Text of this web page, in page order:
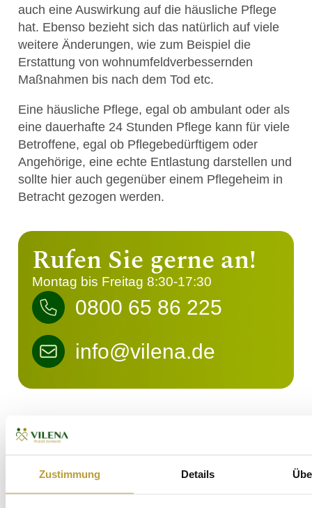
Zustimmung Details
auch eine Auswirkung auf die häusliche Pflege
hat. Ebenso bezieht sich das natürlich auf viele
weitere Änderungen, wie zum Beispiel die
Erstattung von wohnumfeldverbessernden
Maßnahmen bis nach dem Tod etc.
Eine häusliche Pflege, egal ob ambulant oder als
eine dauerhafte 24 Stunden Pflege kann für viele
Betroffene, egal ob Pflegebedürftigem oder
Angehörige, eine echte Entlastung darstellen und
sollte hier auch gegenüber einem Pflegeheim in
Betracht gezogen werden.
Rufen Sie gerne an!
Montag bis Freitag 8:30-17:30
0800 65 86 225
info@vilena.de
Angehörige die Pflege übernommen, um der